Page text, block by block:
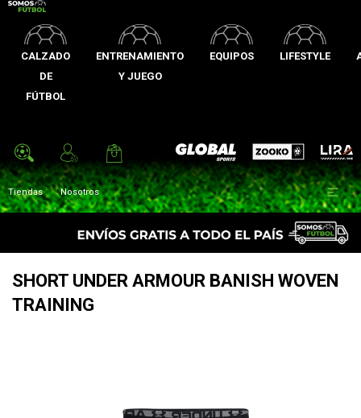
CALZADO
DE
FÚTBOL
ENTRENAMIENTO
Y JUEGO
EQUIPOS LIFESTYLE
Global Sports Zooko Lira
Tiendas Nosotros 
SHORT UNDER ARMOUR BANISH WOVEN
TRAINING